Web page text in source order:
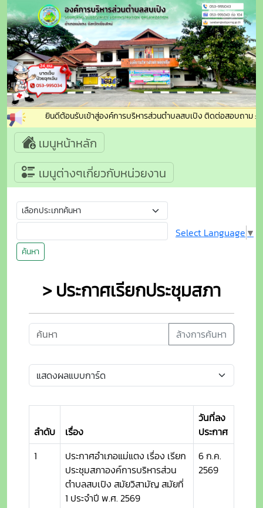
ยินดีต้อนรับเข้าสู่องค์การบริหารส่วนตำบลสบเปิง ติดต่อสอบถาม : โ
เมนูหน้าหลัก
เมนูต่างๆเกี่ยวกับหน่วยงาน
ค้นหา
Select Language ▼
> ประกาศเรียกประชุมสภา
ล้างการค้นหา
ลำดับ เรื่อง
วันที่ลง
ประกาศ
1
ประกาศอำเภอแม่แตง เรื่อง เรียก
ประชุมสภาองค์การบริหารส่วน
ตำบลสบเปิง สมัยวิสามัญ สมัยที่
1 ประจำปี พ.ศ. 2569
6 ก.ค.
2569